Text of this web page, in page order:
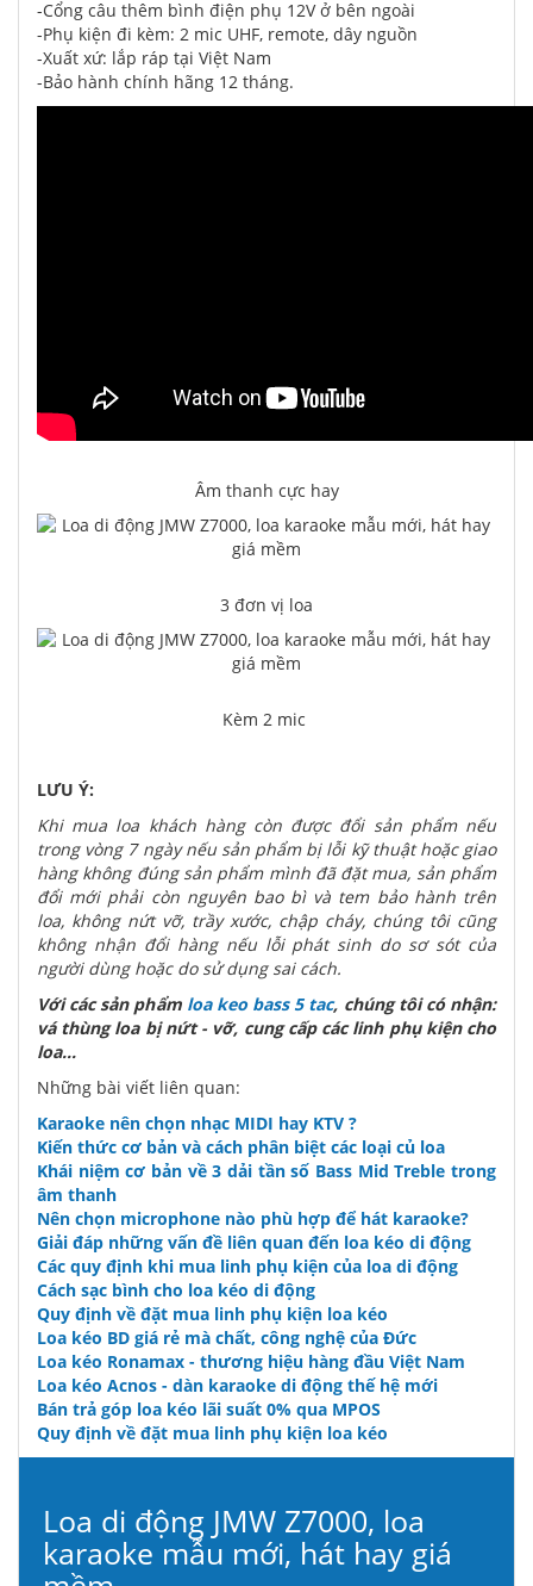
-Cổng câu thêm bình điện phụ 12V ở bên ngoài
-Phụ kiện đi kèm: 2 mic UHF, remote, dây nguồn
-Xuất xứ: lắp ráp tại Việt Nam
-Bảo hành chính hãng 12 tháng.
Âm thanh cực hay
3 đơn vị loa
Kèm 2 mic
LƯU Ý:
Khi mua loa khách hàng còn được đổi sản phẩm nếu
trong vòng 7 ngày nếu sản phẩm bị lỗi kỹ thuật hoặc giao
hàng không đúng sản phẩm mình đã đặt mua, sản phẩm
đổi mới phải còn nguyên bao bì và tem bảo hành trên
loa, không nứt vỡ, trầy xước, chập cháy, chúng tôi cũng
không nhận đổi hàng nếu lỗi phát sinh do sơ sót của
người dùng hoặc do sử dụng sai cách.
Với các sản phẩm loa keo bass 5 tac, chúng tôi có nhận:
vá thùng loa bị nứt - vỡ, cung cấp các linh phụ kiện cho
loa...
Những bài viết liên quan:
Karaoke nên chọn nhạc MIDI hay KTV ?
Kiến thức cơ bản và cách phân biệt các loại củ loa
Khái niệm cơ bản về 3 dải tần số Bass Mid Treble trong
âm thanh
Nên chọn microphone nào phù hợp để hát karaoke?
Giải đáp những vấn đề liên quan đến loa kéo di động
Các quy định khi mua linh phụ kiện của loa di động
Cách sạc bình cho loa kéo di động
Quy định về đặt mua linh phụ kiện loa kéo
Loa kéo BD giá rẻ mà chất, công nghệ của Đức
Loa kéo Ronamax - thương hiệu hàng đầu Việt Nam
Loa kéo Acnos - dàn karaoke di động thế hệ mới
Bán trả góp loa kéo lãi suất 0% qua MPOS
Quy định về đặt mua linh phụ kiện loa kéo
Loa di động JMW Z7000, loa
karaoke mẫu mới, hát hay giá